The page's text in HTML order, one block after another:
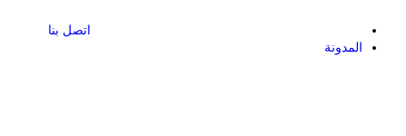
اتصل بنا
المدونة